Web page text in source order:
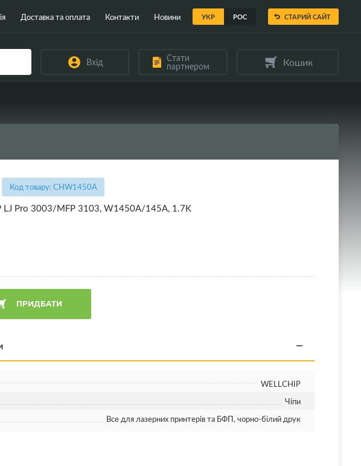
УКР РОС
Доставка та оплата Контакти Новини СТАРИЙ САЙТ
Вхід Стати
партнером Кошик
Код товару: CHW1450A
LJ Pro 3003/MFP 3103, W1450A/145A, 1.7K
ПРИДБАТИ
WELLCHIP
Чіпи
Все для лазерних принтерів та БФП, чорно-білий друк